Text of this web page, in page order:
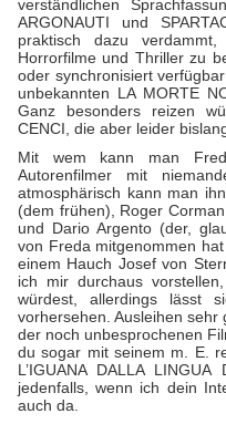
verständlichen
ARGONAUTI und
praktisch dazu
Horrorfilme und Thriller zu
oder synchronisiert
unbekannten LA MORTE
Ganz besonders reizen
CENCI, die aber leider
Mit wem kann man
Autorenfilmer mit
atmosphärisch kann man
(dem frühen), Roger
und Dario Argento (der,
von Freda mitgenommen
einem Hauch Josef von
ich mir durchaus
würdest, allerdings lässt
vorhersehen. Ausleihen
der noch unbesprochenen
du sogar mit seinem m. E.
L’IGUANA DALLA
jedenfalls, wenn ich dein
auch da.